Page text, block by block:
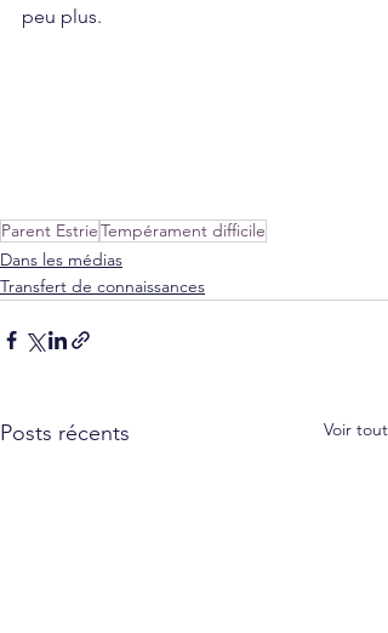
peu plus.
Parent EstrieTempérament difficile
Dans les médias
Transfert de connaissances
Posts récents Voir tout